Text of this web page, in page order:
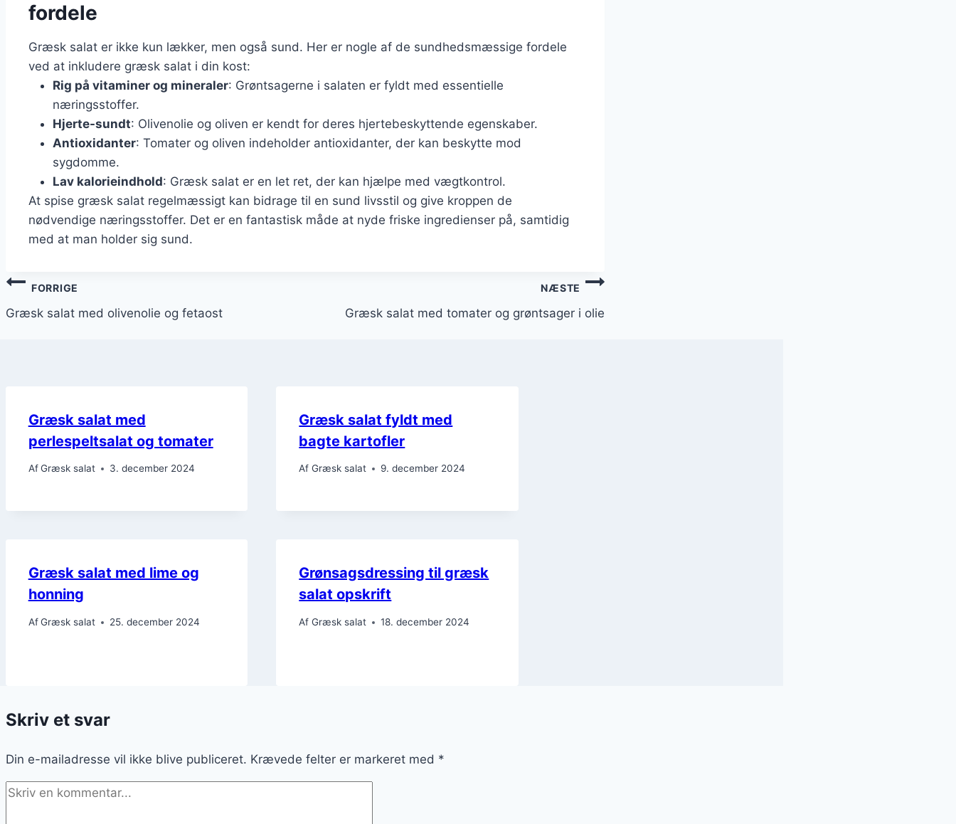
fordele
Græsk salat er ikke kun lækker, men også sund. Her er nogle af de sundhedsmæssige fordele
ved at inkludere græsk salat i din kost:
Rig på vitaminer og mineraler: Grøntsagerne i salaten er fyldt med essentielle
næringsstoffer.
Hjerte-sundt: Olivenolie og oliven er kendt for deres hjertebeskyttende egenskaber.
Antioxidanter: Tomater og oliven indeholder antioxidanter, der kan beskytte mod
sygdomme.
Lav kalorieindhold: Græsk salat er en let ret, der kan hjælpe med vægtkontrol.
At spise græsk salat regelmæssigt kan bidrage til en sund livsstil og give kroppen de
nødvendige næringsstoffer. Det er en fantastisk måde at nyde friske ingredienser på, samtidig
med at man holder sig sund.
Indlægsnavigation
FORRIGE
Græsk salat med olivenolie og fetaost
NÆSTE
Græsk salat med tomater og grøntsager i olie
Græsk salat med
perlespeltsalat og tomater
Af Græsk salat 3. december 2024
Græsk salat fyldt med
bagte kartofler
Af Græsk salat 9. december 2024
Græsk salat med lime og
honning
Af Græsk salat 25. december 2024
Grønsagsdressing til græsk
salat opskrift
Af Græsk salat 18. december 2024
Skriv et svar
Din e-mailadresse vil ikke blive publiceret. Krævede felter er markeret med *